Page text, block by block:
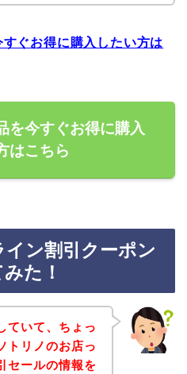
ぐお得に購入したい方は
を今すぐお得に購入
はこちら
ン割引クーポン
た！
ていて、ちょっ
トリノのお店っ
セールの情報を